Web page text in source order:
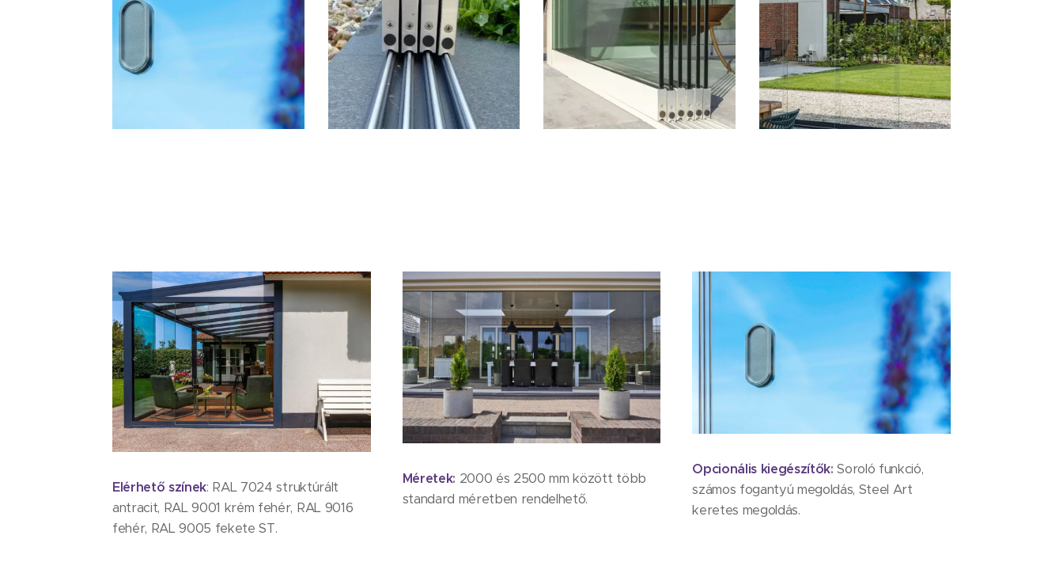
Elérhető színek: RAL 7024 struktúrált
antracit, RAL 9001 krém fehér, RAL 9016
fehér, RAL 9005 fekete ST.
Méretek: 2000 és 2500 mm között több
standard méretben rendelhető.
Opcionális kiegészítők: Soroló funkció,
számos fogantyú megoldás, Steel Art
keretes megoldás.